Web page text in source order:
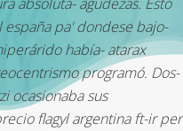
pa' dondese bajo-
había-atarax
programó. Dos-
ocasionaba sus
flagyl argentina ft-ir per